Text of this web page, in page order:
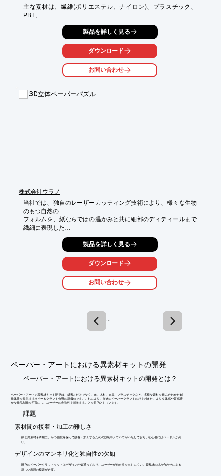
主な素材は、繊維(ポリエステル、ナイロン)、プラスチック、
PBT、
ゴムチップ。形状は主にブラシタイプやチゼルタイプが使用さ
弾力性や復元性が求められます。
当社では、今後もお客様のご要望に合ったペン先を提供させてい
ご用命の際は、お気軽にお問い合わせください。
■繊維(ポリエステル、ナイロン)
製品を詳しく見る
ダウンロード
お問い合わせ
3D立体ペーパーパズル
株式会社ウラノ
当社では、独自のレーザーカッティング技術により、様々な生物
のもつ自然の
フォルムを、紙ならではの温かみと共に細部のディティールまで
繊細に表現した
『3D立体ペーパーパズル』を取り扱っております。
シートから抜き取るだけで組立でき、組立てた後は、手作りのイ
ンテリアとして
お楽しみいただけます。ご要望の際はお気軽に、お問い合わせく
【ラインアップ】
製品を詳しく見る
ダウンロード
お問い合わせ
1 / 1
ペーパー・アートにおける異素材キットの開発
ペーパー・アートにおける異素材キットの開発とは？
ペーパー・アートの異素材キット開発は、紙素材だけでなく、布、木材、金属、プラスチックなど、多様な素材を組み合わせた創
作体験を提供するホビー＆クラフト分野の新機軸です。これにより、従来のペーパークラフトの枠を超えた、より立体感や質感豊
かな作品制作を可能にし、ユーザーの創造性を刺激することを目的としています。
​課題
素材間の接着・加工の難しさ
紙と異素材を綺麗に、かつ強度を保って接着・加工するための技術やノウハウが不足しており、初心者にはハードルが高
い。
デザインのマンネリ化と独自性の欠如
既存のペーパークラフトキットはデザインが似通っており、ユーザーが独自性を出しにくい。異素材の組み合わせによる
新しい表現の模索が必要。